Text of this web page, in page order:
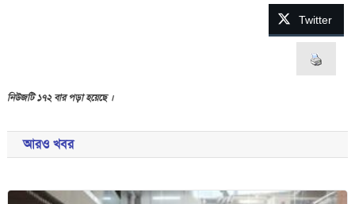
Twitter
নিউজটি ১৭২ বার পড়া হয়েছে ।
আরও খবর